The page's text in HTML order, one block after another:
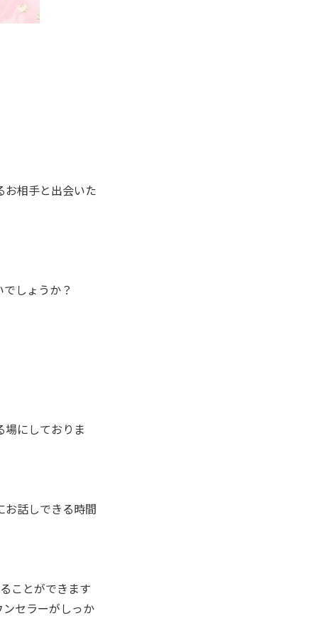
お相手と出会いた
しょうか？
にしておりま
お話しできる時間
ことができます
セラーがしっか